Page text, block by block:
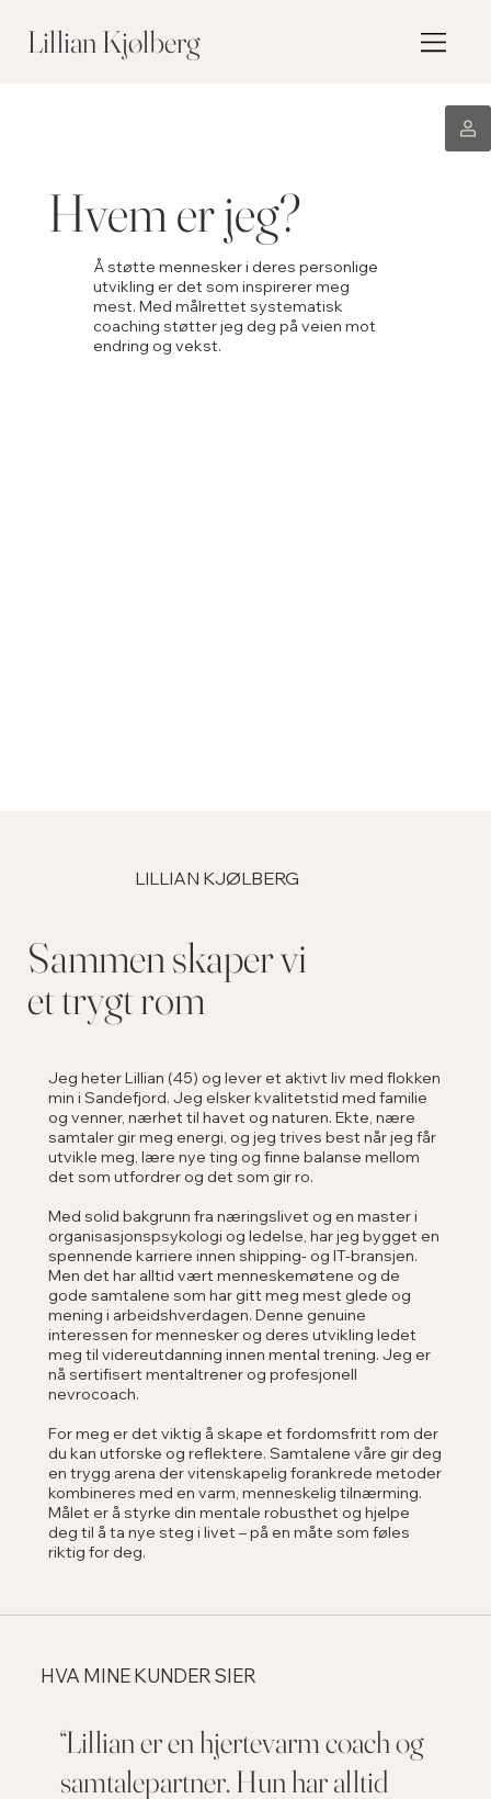
Lillian Kjølberg
Hvem er jeg?
Å støtte mennesker i deres personlige
utvikling er det som inspirerer meg
mest. Med målrettet systematisk
coaching støtter jeg deg på veien mot
endring og vekst.
LILLIAN KJØLBERG
Sammen skaper vi
et trygt rom
Jeg heter Lillian (45) og lever et aktivt liv med flokken
min i Sandefjord. Jeg elsker kvalitetstid med familie
og venner, nærhet til havet og naturen. Ekte, nære
samtaler gir meg energi, og jeg trives best når jeg får
utvikle meg, lære nye ting og finne balanse mellom
det som utfordrer og det som gir ro.
Med solid bakgrunn fra næringslivet og en master i
organisasjonspsykologi og ledelse, har jeg bygget en
spennende karriere innen shipping- og IT-bransjen.
Men det har alltid vært menneskemøtene og de
gode samtalene som har gitt meg mest glede og
mening i arbeidshverdagen. Denne genuine
interessen for mennesker og deres utvikling ledet
meg til videreutdanning innen mental trening. Jeg er
nå sertifisert mentaltrener og profesjonell
nevrocoach.
For meg er det viktig å skape et fordomsfritt rom der
du kan utforske og reflektere. Samtalene våre gir deg
en trygg arena der vitenskapelig forankrede metoder
kombineres med en varm, menneskelig tilnærming.
Målet er å styrke din mentale robusthet og hjelpe
deg til å ta nye steg i livet – på en måte som føles
riktig for deg.
HVA MINE KUNDER SIER
“Lillian er en hjertevarm coach og
samtalepartner. Hun har alltid